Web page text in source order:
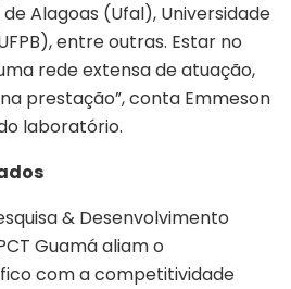
Alagoas (Ufal), Universidade
entre outras. Estar no
rede extensa de atuação,
prestação”, conta Emmeson
laboratório.
& Desenvolvimento
Guamá aliam o
com a competitividade